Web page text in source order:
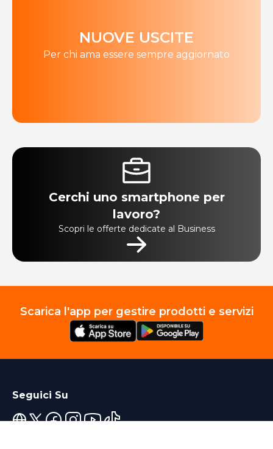
NUOVE USCITE
Per chi ama essere sempre aggiornato
Cerchi uno smartphone per
lavoro?
Scopri le offerte dedicate al Business
Scarica l'app per gestire prodotti e servizi
Seguici Su